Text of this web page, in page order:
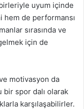
uyum içinde
hem de performansı
sırasında ve
için de
motivasyon da
bir spor dalı olarak
karşılaşabilirler.